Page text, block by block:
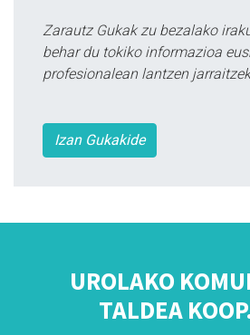
Zarautz Gukak zu bezalako
behar du tokiko informazioa
profesionalean lantzen
Izan Gukakide
UROLAKO
TALDEA